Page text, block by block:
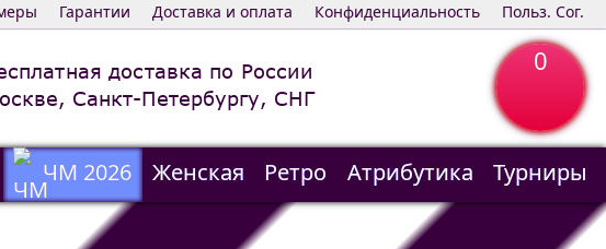
Польз. Сог.
Конфиденциальность
Доставка и оплата
Гарантии
доставка по России
Санкт-Петербургу, СНГ
ЧМ 2026 Женская Ретро Атрибутика
Турниры
0